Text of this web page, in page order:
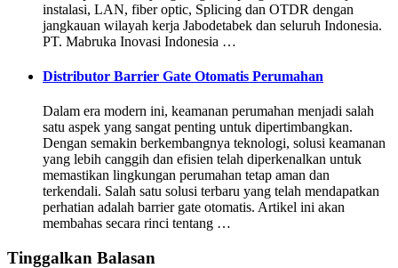
instalasi, LAN, fiber optic, Splicing dan OTDR dengan
jangkauan wilayah kerja Jabodetabek dan seluruh Indonesia.
PT. Mabruka Inovasi Indonesia …
Distributor Barrier Gate Otomatis Perumahan
Dalam era modern ini, keamanan perumahan menjadi salah
satu aspek yang sangat penting untuk dipertimbangkan.
Dengan semakin berkembangnya teknologi, solusi keamanan
yang lebih canggih dan efisien telah diperkenalkan untuk
memastikan lingkungan perumahan tetap aman dan
terkendali. Salah satu solusi terbaru yang telah mendapatkan
perhatian adalah barrier gate otomatis. Artikel ini akan
membahas secara rinci tentang …
Tinggalkan Balasan